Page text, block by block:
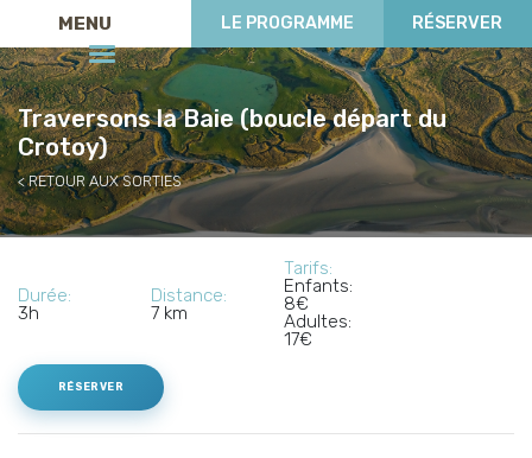
MENU LE PROGRAMME RÉSERVER
Traversons la Baie (boucle départ du
Crotoy)
RETOUR AUX SORTIES
Durée:
3h
Distance:
7 km
Tarifs:
Enfants:
8€
Adultes:
17€
RÉSERVER